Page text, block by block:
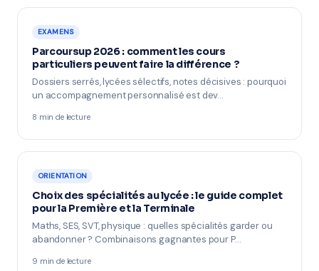
EXAMENS
Parcoursup 2026 : comment les cours
particuliers peuvent faire la différence ?
Dossiers serrés, lycées sélectifs, notes décisives : pourquoi
un accompagnement personnalisé est dev…
8 min de lecture
ORIENTATION
Choix des spécialités au lycée : le guide complet
pour la Première et la Terminale
Maths, SES, SVT, physique : quelles spécialités garder ou
abandonner ? Combinaisons gagnantes pour P…
9 min de lecture